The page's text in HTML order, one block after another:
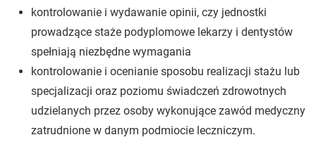
kontrolowanie i wydawanie opinii, czy jednostki
prowadzące staże podyplomowe lekarzy i dentystów
spełniają niezbędne wymagania
kontrolowanie i ocenianie sposobu realizacji stażu lub
specjalizacji oraz poziomu świadczeń zdrowotnych
udzielanych przez osoby wykonujące zawód medyczny
zatrudnione w danym podmiocie leczniczym.